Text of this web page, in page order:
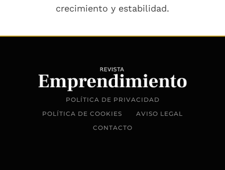
crecimiento y estabilidad.
POLÍTICA DE PRIVACIDAD
POLÍTICA DE COOKIES
AVISO LEGAL
CONTACTO